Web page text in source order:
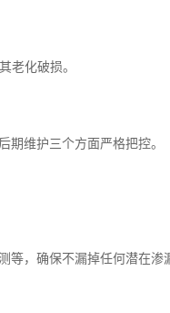
老化破损。
期维护三个方面严格把控。
等，确保不漏掉任何潜在渗